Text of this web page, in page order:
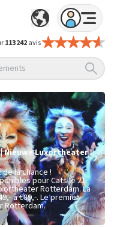
113 242avis
|Nieuwe Luxortheater
la chance !
pour Cats le 21
Rotterdam. La
à €89,-. Le premier
Rotterdam.